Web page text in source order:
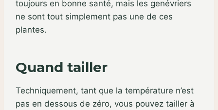
toujours en bonne santé, mais les genévriers
ne sont tout simplement pas une de ces
plantes.
Quand tailler
Techniquement, tant que la température n’est
pas en dessous de zéro, vous pouvez tailler à